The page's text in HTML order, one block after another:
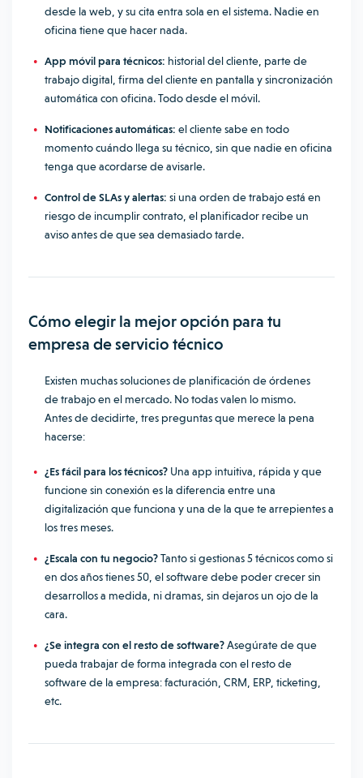
desde la web, y su cita entra sola en el sistema. Nadie en
oficina tiene que hacer nada.
App móvil para técnicos: historial del cliente, parte de
trabajo digital, firma del cliente en pantalla y sincronización
automática con oficina. Todo desde el móvil.
Notificaciones automáticas: el cliente sabe en todo
momento cuándo llega su técnico, sin que nadie en oficina
tenga que acordarse de avisarle.
Control de SLAs y alertas: si una orden de trabajo está en
riesgo de incumplir contrato, el planificador recibe un
aviso antes de que sea demasiado tarde.
Cómo elegir la mejor opción para tu
empresa de servicio técnico
Existen muchas soluciones de planificación de órdenes
de trabajo en el mercado. No todas valen lo mismo.
Antes de decidirte, tres preguntas que merece la pena
hacerse:
¿Es fácil para los técnicos? Una app intuitiva, rápida y que
funcione sin conexión es la diferencia entre una
digitalización que funciona y una de la que te arrepientes a
los tres meses.
¿Escala con tu negocio?Tanto si gestionas 5 técnicos como si
en dos años tienes 50, el software debe poder crecer sin
desarrollos a medida, ni dramas, sin dejaros un ojo de la
cara.
¿Se integra con el resto de software?Asegúrate de que
pueda trabajar de forma integrada con el resto de
software de la empresa: facturación, CRM, ERP, ticketing,
etc.